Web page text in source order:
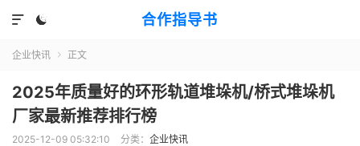
合作指导书


企业快讯  正文
2025年质量好的环形轨道堆垛机/桥式堆垛机
厂家最新推荐排行榜
2025-12-09 05:32:10 分类： 企业快讯